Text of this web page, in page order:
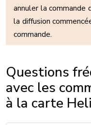
annuler la commande
la diffusion
commande.
Questions
avec les
à la carte